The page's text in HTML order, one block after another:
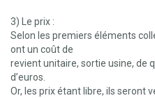
3) Le prix :
Selon les premiers éléments
ont un coût de
revient unitaire, sortie usine, de
d’euros.
Or, les prix étant libre, ils seront